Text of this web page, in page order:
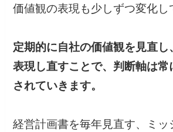
価値観の表現も少しずつ変化し
定期的に自社の価値観を見直
表現し直すことで、判断軸は常
されていきます。
経営計画書を毎年見直す、ミッ